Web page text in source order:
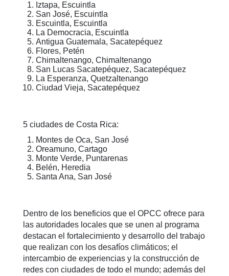
Iztapa, Escuintla
San José, Escuintla
Escuintla, Escuintla
La Democracia, Escuintla
Antigua Guatemala, Sacatepéquez
Flores, Petén
Chimaltenango, Chimaltenango
San Lucas Sacatepéquez, Sacatepéquez
La Esperanza, Quetzaltenango
Ciudad Vieja, Sacatepéquez
5 ciudades de Costa Rica:
Montes de Oca, San José
Oreamuno, Cartago
Monte Verde, Puntarenas
Belén, Heredia
Santa Ana, San José
Dentro de los beneficios que el OPCC ofrece para
las autoridades locales que se unen al programa
destacan el fortalecimiento y desarrollo del trabajo
que realizan con los desafíos climáticos; el
intercambio de experiencias y la construcción de
redes con ciudades de todo el mundo; además del